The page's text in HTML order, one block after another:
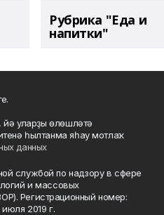
Рубрика "Еда и
напитки"
йә уларҙы өлөшләтә
һылтанма яһау мотлаҡ.
данных
службой по надзору в сфере
и массовых
Регистрационный номер:
2019 г.